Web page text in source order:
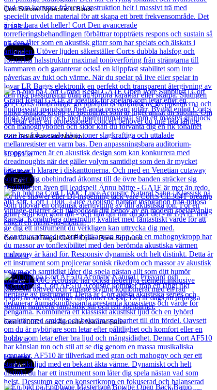
Cort Sunset Nylectric II Black
7 135kr
Läs mer
Cort
Cort Gold Passion Natural
19 061kr
Läs mer
Cort
Cort Grand Regal GA1E Open Pore Sunburst
3 575kr
Läs mer
Cort
Cort L100C Luce Acoustic Natural Satin
2 846kr
Läs mer
Cort